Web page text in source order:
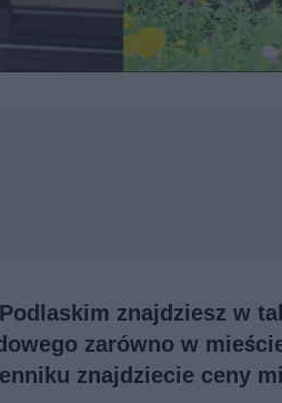
znajdziesz w
zarówno w
znajdziecie ceny